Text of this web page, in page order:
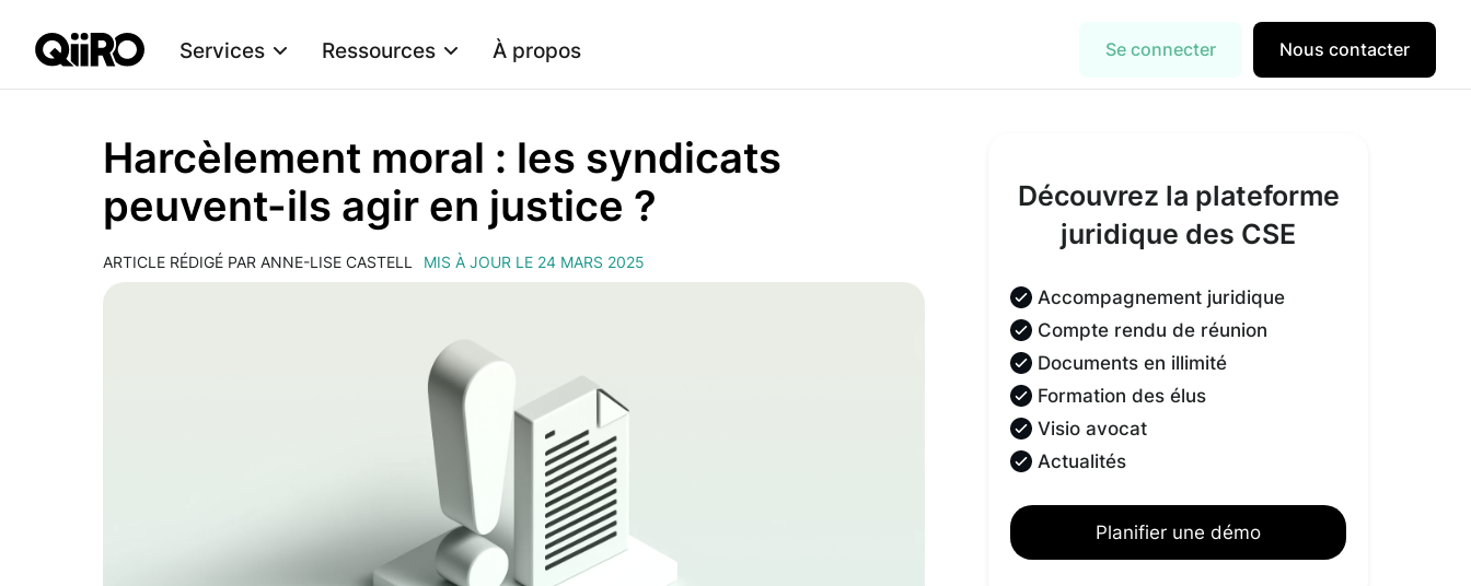
Services Ressources À propos Se connecter Nous contacter
Harcèlement moral : les syndicats
peuvent-ils agir en justice ?
ARTICLE RÉDIGÉ PAR ANNE-LISE CASTELL MIS À JOUR LE 24 MARS 2025
Découvrez la plateforme
juridique des CSE
Accompagnement juridique
Compte rendu de réunion
Documents en illimité
Formation des élus
Visio avocat
Actualités
Planifier une démo